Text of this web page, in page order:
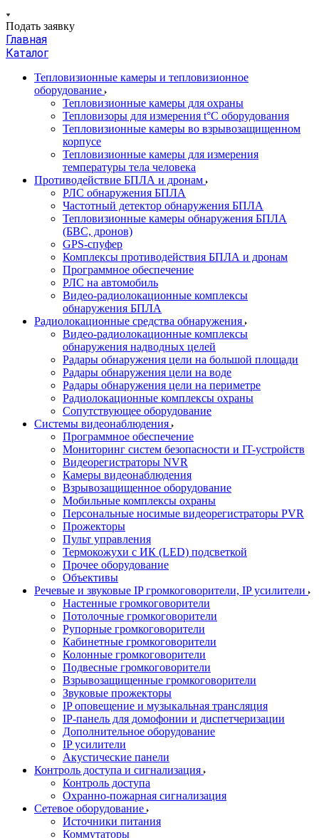
Подать заявку
Главная
Каталог
Тепловизионные камеры и тепловизионное
оборудование
Тепловизионные камеры для охраны
Тепловизоры для измерения t°С оборудования
Тепловизионные камеры во взрывозащищенном
корпусе
Тепловизионные камеры для измерения
температуры тела человека
Противодействие БПЛА и дронам
РЛС обнаружения БПЛА
Частотный детектор обнаружения БПЛА
Тепловизионные камеры обнаружения БПЛА
(БВС, дронов)
GPS-спуфер
Комплексы противодействия БПЛА и дронам
Программное обеспечение
РЛС на автомобиль
Видео-радиолокационные комплексы
обнаружения БПЛА
Радиолокационные средства обнаружения
Видео-радиолокационные комплексы
обнаружения надводных целей
Радары обнаружения цели на большой площади
Радары обнаружения цели на воде
Радары обнаружения цели на периметре
Радиолокационные комплексы охраны
Сопутствующее оборудование
Системы видеонаблюдения
Программное обеспечение
Мониторинг систем безопасности и IT-устройств
Видеорегистраторы NVR
Камеры видеонаблюдения
Взрывозащищенное оборудование
Мобильные комплексы охраны
Персональные носимые видеорегистраторы PVR
Прожекторы
Пульт управления
Термокожухи с ИК (LED) подсветкой
Прочее оборудование
Объективы
Речевые и звуковые IP громкоговорители, IP усилители
Настенные громкоговорители
Потолочные громкоговорители
Рупорные громкоговорители
Кабинетные громкоговорители
Колонные громкоговорители
Подвесные громкоговорители
Взрывозащищенные громкоговорители
Звуковые прожекторы
IP оповещение и музыкальная трансляция
IP-панель для домофонии и диспетчеризации
Дополнительное оборудование
IP усилители
Акустические панели
Контроль доступа и сигнализация
Контроль доступа
Охранно-пожарная сигнализация
Сетевое оборудование
Источники питания
Коммутаторы